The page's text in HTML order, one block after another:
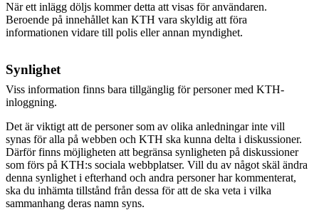
När ett inlägg döljs kommer detta att visas för användaren.
Beroende på innehållet kan KTH vara skyldig att föra
informationen vidare till polis eller annan myndighet.
Synlighet
Viss information finns bara tillgänglig för personer med KTH-
inloggning.
Det är viktigt att de personer som av olika anledningar inte vill
synas för alla på webben och KTH ska kunna delta i diskussioner.
Därför finns möjligheten att begränsa synligheten på diskussioner
som förs på KTH:s sociala webbplatser. Vill du av något skäl ändra
denna synlighet i efterhand och andra personer har kommenterat,
ska du inhämta tillstånd från dessa för att de ska veta i vilka
sammanhang deras namn syns.